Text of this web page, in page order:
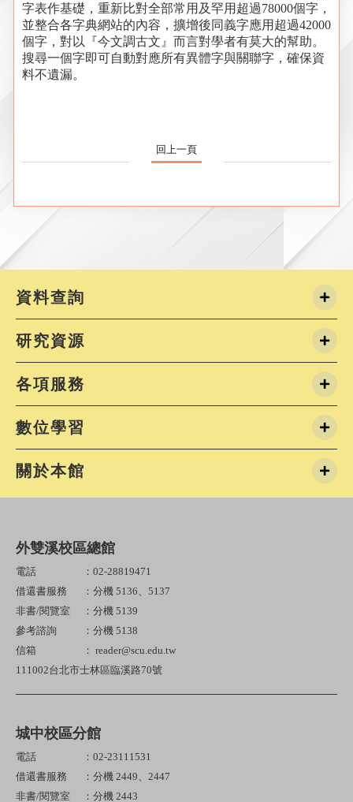
字表作基礎 ， 重新比對全部常用及罕用超過78000個字 ，
並整合各字典網站的內容 ， 擴增後同義字應用超過42000
個字，對以『今文調古文』而言對學者有莫大的幫助。
搜尋一個字即可自動對應所有異體字與關聯字，確保資
料不遺漏。
回上一頁
資料查詢
研究資源
各項服務
數位學習
關於本館
外雙溪校區總館
電話
：02-28819471
借還書服務
：分機 5136、5137
非書/閱覽室
：分機 5139
參考諮詢
：分機 5138
信箱
： reader@scu.edu.tw
111002台北市士林區臨溪路70號
城中校區分館
電話
：02-23111531
借還書服務
：分機 2449、2447
非書/閱覽室
：分機 2443